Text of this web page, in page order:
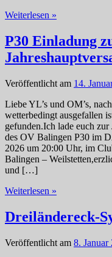
Weiterlesen »
bei
P49
Laupheim
P30 Einladung
Veröffentlicht am 14.
Liebe YL’s und OM’s,
wetterbedingt ausgefallen
gefunden.Ich lade euch
des OV Balingen P30 im
2026 um 20:00 Uhr, im
Balingen –
und […]
Weiterlesen »
zur
Dreiländereck-
Veröffentlicht am 8. Januar